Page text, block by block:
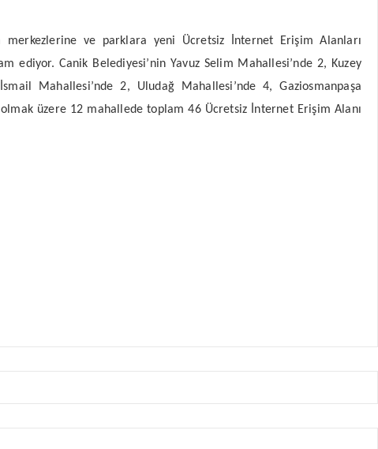
ve parklara yeni Ücretsiz İnternet Erişim Alanları
Canik Belediyesi’nin Yavuz Selim Mahallesi’nde 2, Kuzey
Mahallesi’nde 2, Uludağ Mahallesi’nde 4, Gaziosmanpaşa
üzere 12 mahallede toplam 46 Ücretsiz İnternet Erişim Alanı